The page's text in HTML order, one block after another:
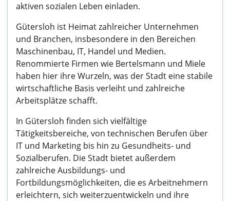
aktiven sozialen Leben einladen.
Gütersloh ist Heimat zahlreicher Unternehmen
und Branchen, insbesondere in den Bereichen
Maschinenbau, IT, Handel und Medien.
Renommierte Firmen wie Bertelsmann und Miele
haben hier ihre Wurzeln, was der Stadt eine stabile
wirtschaftliche Basis verleiht und zahlreiche
Arbeitsplätze schafft.
In Gütersloh finden sich vielfältige
Tätigkeitsbereiche, von technischen Berufen über
IT und Marketing bis hin zu Gesundheits- und
Sozialberufen. Die Stadt bietet außerdem
zahlreiche Ausbildungs- und
Fortbildungsmöglichkeiten, die es Arbeitnehmern
erleichtern, sich weiterzuentwickeln und ihre